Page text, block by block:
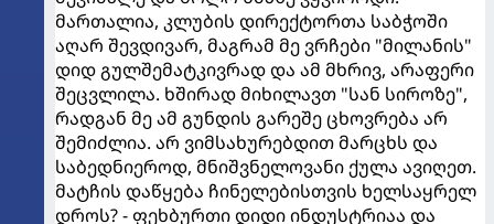
მართალია, კლუბის დირექტორთა საბჭოში
აღარ შევდივარ, მაგრამ მე ვრჩები "მილანის"
დიდ გულშემატკივრად და ამ მხრივ, არაფერი
შეცვლილა. ხშირად მიხილავთ "სან სიროზე",
რადგან მე ამ გუნდის გარეშე ცხოვრება არ
შემიძლია. არ ვიმსახურებდით მარცხს და
საბედნიეროდ, მნიშვნელოვანი ქულა ავიღეთ.
მატჩის დაწყება ჩინელებისთვის ხელსაყრელ
დროს? - ფეხბურთი დიდი ინდუსტრიაა და